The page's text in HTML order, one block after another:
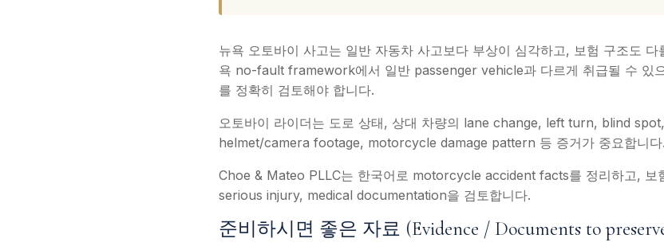
뉴욕 오토바이 사고는 일반 자동차 사고보다 부상이 심각하고, 보험 구조도
욕 no-fault framework에서 일반 passenger vehicle과 다르게 취급될 수 있
를 정확히 검토해야 합니다.
오토바이 라이더는 도로 상태, 상대 차량의 lane change, left turn, blind
helmet/camera footage, motorcycle damage pattern 등 증거가 중요합니다.
Choe & Mateo PLLC는 한국어로 motorcycle accident facts를 정리하고,
serious injury, medical documentation을 검토합니다.
준비하시면 좋은 자료 (Evidence / Documents to